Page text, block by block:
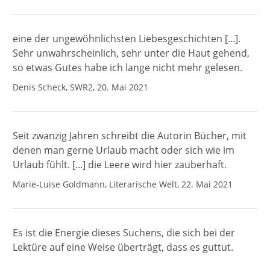
eine der ungewöhnlichsten Liebesgeschichten [...].
Sehr unwahrscheinlich, sehr unter die Haut gehend,
so etwas Gutes habe ich lange nicht mehr gelesen.
Denis Scheck, SWR2, 20. Mai 2021
Seit zwanzig Jahren schreibt die Autorin Bücher, mit
denen man gerne Urlaub macht oder sich wie im
Urlaub fühlt. [...] die Leere wird hier zauberhaft.
Marie-Luise Goldmann, Literarische Welt, 22. Mai 2021
Es ist die Energie dieses Suchens, die sich bei der
Lektüre auf eine Weise überträgt, dass es guttut.